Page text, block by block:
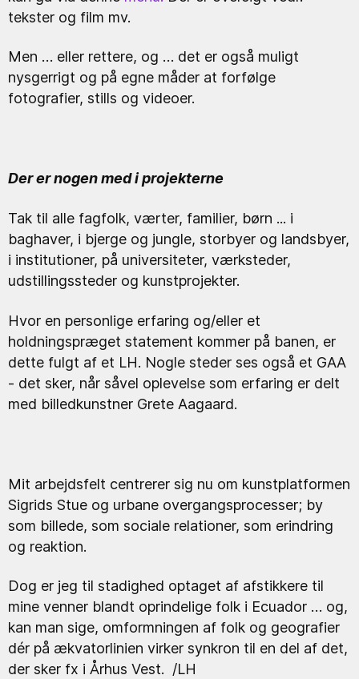
tekster og film mv.
Men … eller rettere, og … det er også muligt
nysgerrigt og på egne måder at forfølge
fotografier, stills og videoer.
Der er nogen med i projekterne
Tak til alle fagfolk, værter, familier, børn ... i
baghaver, i bjerge og jungle, storbyer og landsbyer,
i institutioner, på universiteter, værksteder,
udstillingssteder og kunstprojekter.
Hvor en personlige erfaring og/eller et
holdningspræget statement kommer på banen, er
dette fulgt af et LH. Nogle steder ses også et GAA
- det sker, når såvel oplevelse som erfaring er delt
med billedkunstner Grete Aagaard.
Mit arbejdsfelt centrerer sig nu om kunstplatformen
Sigrids Stue og urbane overgangsprocesser; by
som billede, som sociale relationer, som erindring
og reaktion.
Dog er jeg til stadighed optaget af afstikkere til
mine venner blandt oprindelige folk i Ecuador … og,
kan man sige, omformningen af folk og geografier
dér på ækvatorlinien virker synkron til en del af det,
der sker fx i Århus Vest. /LH